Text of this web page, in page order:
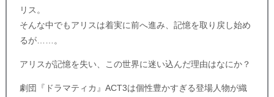
リス。
そんな中でもアリスは着実に前へ進み、記憶を取り戻し始め
るが……。
アリスが記憶を失い、この世界に迷い込んだ理由はなにか？
劇団『ドラマティカ』ACT3は個性豊かすぎる登場人物が織